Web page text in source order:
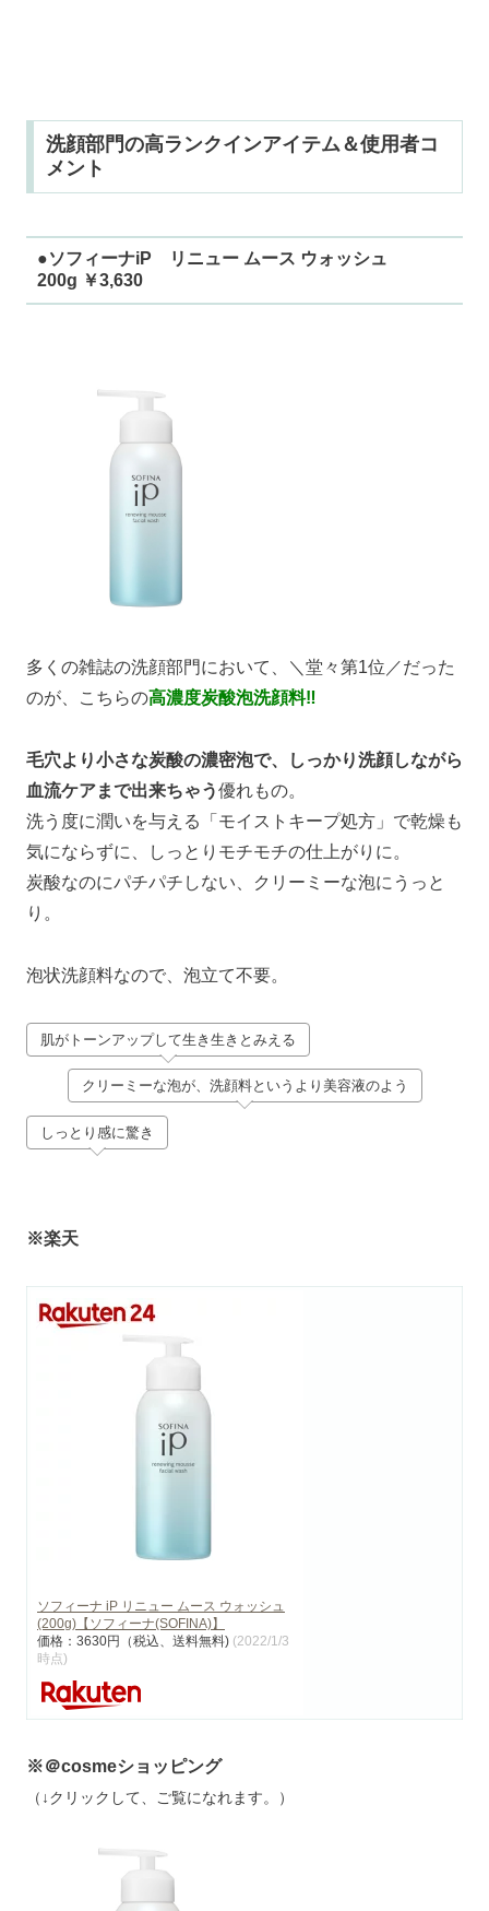
洗顔部門の高ランクインアイテム＆使用者コ
メント
●ソフィーナiP リニュー ムース ウォッシュ
200g ￥3,630
多くの雑誌の洗顔部門において、＼堂々第1位／だった
のが、こちらの高濃度炭酸泡洗顔料‼
毛穴より小さな炭酸の濃密泡で、しっかり洗顔しながら
血流ケアまで出来ちゃう優れもの。
洗う度に潤いを与える「モイストキープ処方」で乾燥も
気にならずに、しっとりモチモチの仕上がりに。
炭酸なのにパチパチしない、クリーミーな泡にうっと
り。
泡状洗顔料なので、泡立て不要。
肌がトーンアップして生き生きとみえる
クリーミーな泡が、洗顔料というより美容液のよう
しっとり感に驚き
※楽天
ソフィーナ iP リニュー ムース ウォッシュ
(200g)【ソフィーナ(SOFINA)】
価格：3630円（税込、送料無料) (2022/1/3
時点)
※＠cosmeショッピング
（↓クリックして、ご覧になれます。）